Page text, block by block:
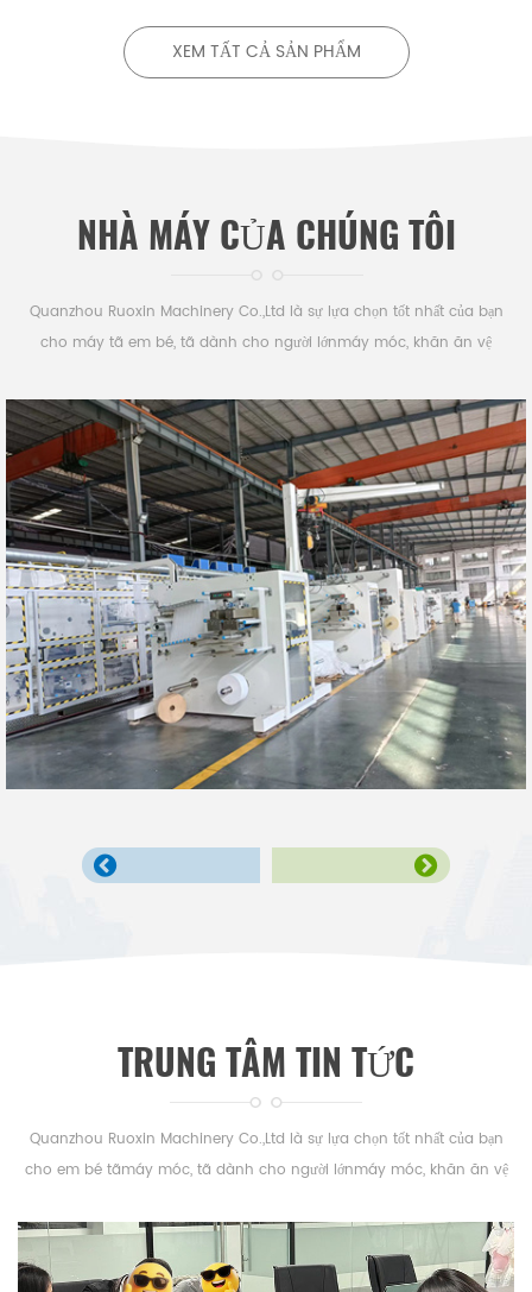
XEM TẤT CẢ SẢN PHẨM
NHÀ MÁY CỦA CHÚNG TÔI
Quanzhou Ruoxin Machinery Co.,Ltd là sự lựa chọn tốt nhất của bạn
cho máy tã em bé, tã dành cho người lớnmáy móc, khăn ăn vệ
TRUNG TÂM TIN TỨC
Quanzhou Ruoxin Machinery Co.,Ltd là sự lựa chọn tốt nhất của bạn
cho em bé tãmáy móc, tã dành cho người lớnmáy móc, khăn ăn vệ